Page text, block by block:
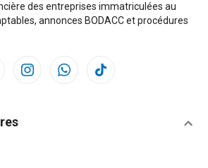
des entreprises immatriculées au
annonces BODACC et procédures